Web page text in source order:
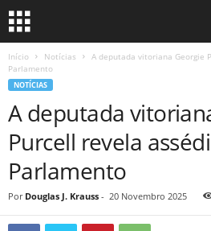
Início Notícias
A deputada vitoriana Georgie
Parlamento
NOTÍCIAS
A deputada
Purcell revela
Parlamento
Por Douglas J. Krauss - 20 Novembro 2025